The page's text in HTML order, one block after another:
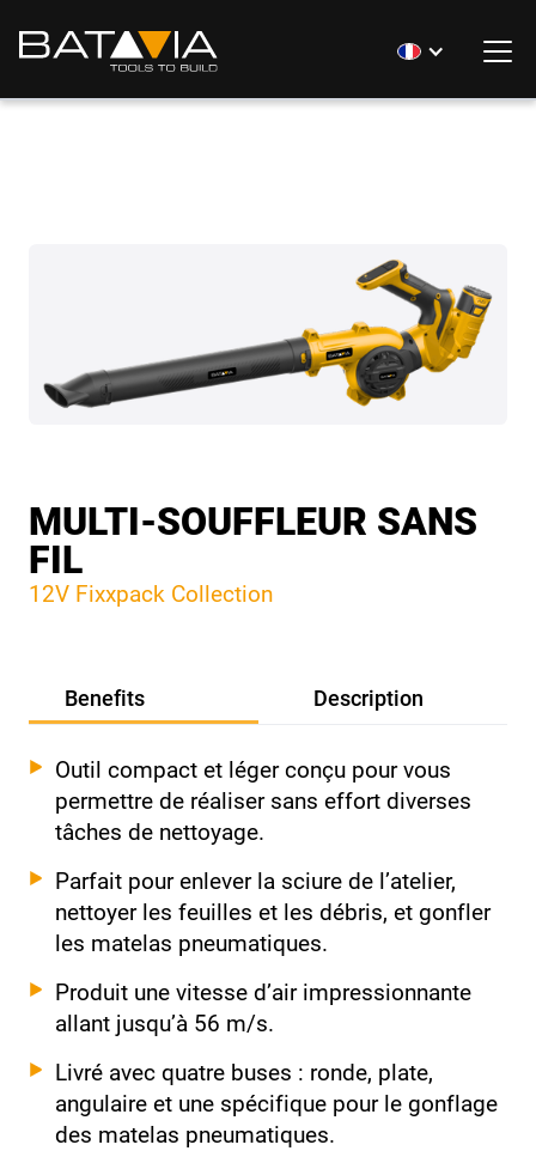
MULTI-SOUFFLEUR SANS
FIL
12V Fixxpack Collection
Benefits Description
Outil compact et léger conçu pour vous
permettre de réaliser sans effort diverses
tâches de nettoyage.
Parfait pour enlever la sciure de l’atelier,
nettoyer les feuilles et les débris, et gonfler
les matelas pneumatiques.
Produit une vitesse d’air impressionnante
allant jusqu’à 56 m/s.
Livré avec quatre buses : ronde, plate,
angulaire et une spécifique pour le gonflage
des matelas pneumatiques.